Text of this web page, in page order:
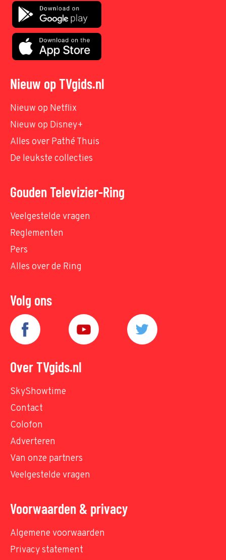
Nieuw op TVgids.nl
Nieuw op Netflix
Nieuw op Disney+
Alles over Pathé Thuis
De leukste collecties
Gouden Televizier-Ring
Veelgestelde vragen
Reglementen
Pers
Alles over de Ring
Volg ons
Over TVgids.nl
SkyShowtime
Contact
Colofon
Adverteren
Van onze partners
Veelgestelde vragen
Voorwaarden & privacy
Algemene voorwaarden
Privacy statement